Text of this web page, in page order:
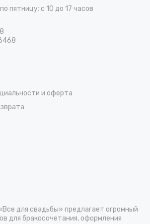
пятницу: с 10 до 17 часов
и оферта
для свадьбы» предлагает огромный
для бракосочетания, оформления